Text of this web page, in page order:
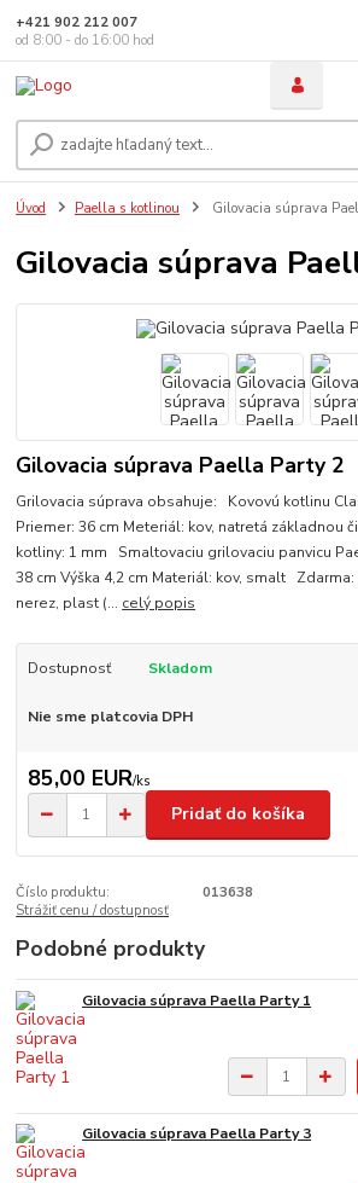
+421 902 212 007
od 8:00 - do 16:00 hod
Úvod Paella s kotlinou Gilovacia súprava
Gilovacia súprava
Gilovacia súprava Paella Party 2
Grilovacia súprava obsahuje: Kovovú kotlinu
Priemer: 36 cm Meteriál: kov, natretá základnou
kotliny: 1 mm Smaltovaciu grilovaciu panvicu
38 cm Výška 4,2 cm Materiál: kov, smalt
nerez, plast (... celý popis
Dostupnosť Skladom
Nie sme platcovia DPH
85,00 EUR/ks
Pridať do košíka
Číslo produktu:
013638
Strážiť cenu / dostupnosť
Podobné produkty
Gilovacia súprava Paella Party 1
Gilovacia súprava Paella Party 3